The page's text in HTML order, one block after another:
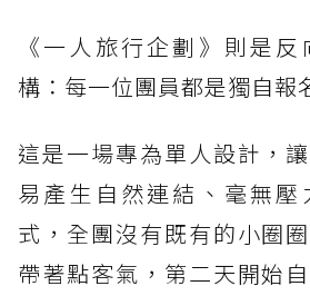
《一人旅行企劃》則是
構：每一位團員都是獨自報
這是一場專為單人設計，
易產生自然連結、毫無壓
式，全團沒有既有的小圈
帶著點客氣，第二天開始